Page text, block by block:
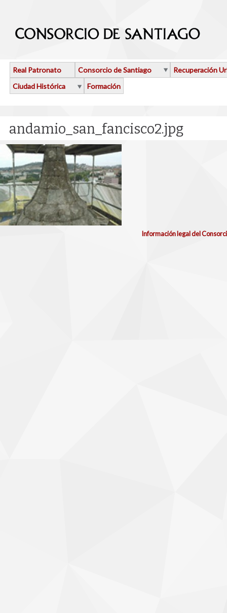
Real Patronato Consorcio de Santiago
Recuperación
Ciudad Histórica
Formación
andamio_san_fancisco2.jpg
Información legal del